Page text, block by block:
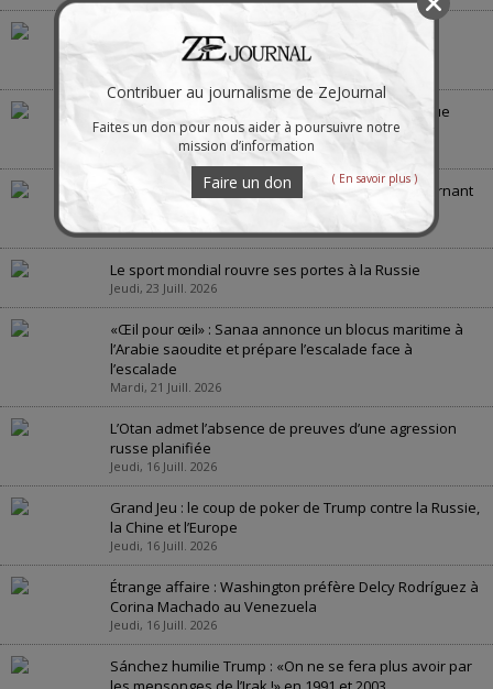
Quelles seront les conséquences de la menace
européenne de voler le pétrole russe
La guerre en Ukraine : « la bataille de Crimée », vue
depuis la Crimée
Jeudi, 30 Juill. 2026
La guerre des États-Unis contre l’Iran scelle le tournant
Jeudi, 23 Juill. 2026
Le sport mondial rouvre ses portes à la Russie
Jeudi, 23 Juill. 2026
«Œil pour œil» : Sanaa annonce un blocus maritime à
l’Arabie saoudite et prépare l’escalade face à
l’escalade
Mardi, 21 Juill. 2026
L’Otan admet l’absence de preuves d’une agression
russe planifiée
Jeudi, 16 Juill. 2026
Grand Jeu : le coup de poker de Trump contre la Russie,
la Chine et l’Europe
Jeudi, 16 Juill. 2026
Étrange affaire : Washington préfère Delcy Rodríguez à
Corina Machado au Venezuela
Jeudi, 16 Juill. 2026
Sánchez humilie Trump : «On ne se fera plus avoir par
Contribuer au journalisme de ZeJournal
Faites un don pour nous aider à poursuivre notre
mission d’information
Faire un don ( En savoir plus )